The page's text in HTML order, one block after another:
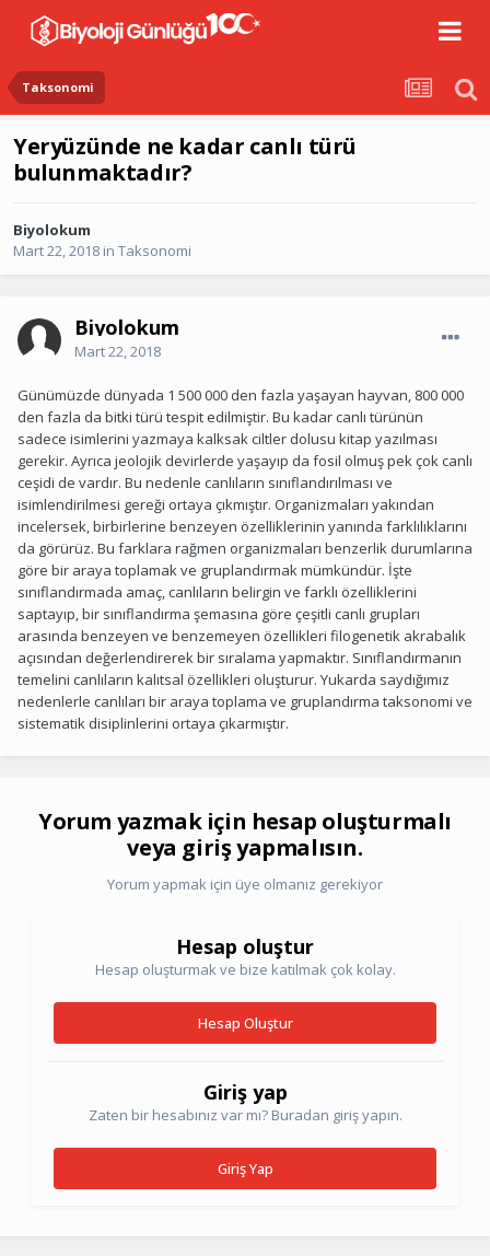
Taksonomi
Yeryüzünde ne kadar canlı türü
bulunmaktadır?
Biyolokum
Mart 22, 2018 in Taksonomi
Biyolokum
Mart 22, 2018
Günümüzde dünyada 1 500 000 den fazla yaşayan hayvan, 800 000
den fazla da bitki türü tespit edilmiştir. Bu kadar canlı türünün
sadece isimlerini yazmaya kalksak ciltler dolusu kitap yazılması
gerekir. Ayrıca jeolojik devirlerde yaşayıp da fosil olmuş pek çok canlı
ceşidi de vardır. Bu nedenle canlıların sınıflandırılması ve
isimlendirilmesi gereği ortaya çıkmıştır. Organizmaları yakından
incelersek, birbirlerine benzeyen özelliklerinin yanında farklılıklarını
da görürüz. Bu farklara rağmen organizmaları benzerlik durumlarına
göre bir araya toplamak ve gruplandırmak mümkündür. İşte
sınıflandırmada amaç, canlıların belirgin ve farklı özelliklerini
saptayıp, bir sınıflandırma şemasına göre çeşitli canlı grupları
arasında benzeyen ve benzemeyen özellikleri filogenetik akrabalık
açısından değerlendirerek bir sıralama yapmaktır. Sınıflandırmanın
temelini canlıların kalıtsal özellikleri oluşturur. Yukarda saydığımız
nedenlerle canlıları bir araya toplama ve gruplandırma taksonomi ve
sistematik disiplinlerini ortaya çıkarmıştır.
Yorum yazmak için hesap oluşturmalı
veya giriş yapmalısın.
Yorum yapmak için üye olmanız gerekiyor
Hesap oluştur
Hesap oluşturmak ve bize katılmak çok kolay.
Hesap Oluştur
Giriş yap
Zaten bir hesabınız var mı? Buradan giriş yapın.
Giriş Yap